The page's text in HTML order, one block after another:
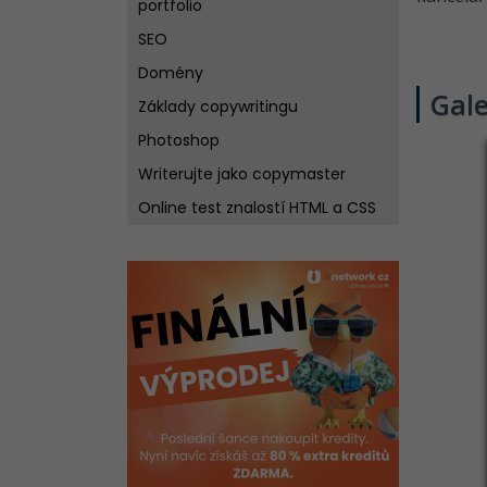
portfolio
SEO
Domény
Základy copywritingu
Photoshop
Writerujte jako copymaster
Online test znalostí HTML a CSS